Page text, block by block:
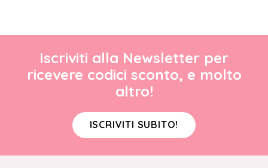
Iscriviti alla Newsletter per
ricevere codici sconto, e molto
altro!
ISCRIVITI SUBITO!